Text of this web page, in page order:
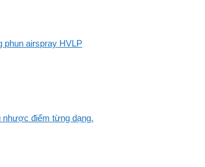
phun airspray HVLP
nhược điểm từng dạng.